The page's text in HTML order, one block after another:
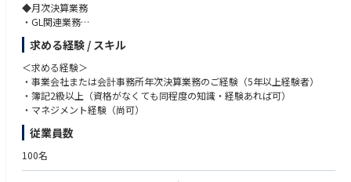
◆月次決算業務
・GL関連業務
・固定資産・在庫管理
・売掛金・買掛金関連業務統括管理
・予実管理
・月次/四半期/年次財務諸表作成
・財務分析
・業務改善関係(システム整備、規程整備等)
◆都度対応業務
・年度決算対応；税理士とのやり取り
・監査法人対応
求める経験 / スキル
＜求める経験＞
・事業会社または会計事務所年次決算業務のご経験（5年以上経験者）
・簿記2級以上（資格がなくても同程度の知識・経験あれば可）
・マネジメント経験（尚可）
従業員数
100名